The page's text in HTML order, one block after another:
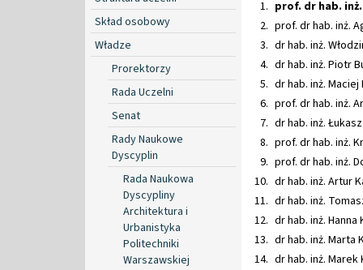
Skład osobowy
Władze
Prorektorzy
Rada Uczelni
Senat
Rady Naukowe
Dyscyplin
Rada Naukowa
Dyscypliny
Architektura i
Urbanistyka
Politechniki
Warszawskiej
prof. dr hab.
prof. dr hab. inż.
dr hab. inż.
dr hab. inż. Piotr
dr hab. inż.
prof. dr hab. inż.
dr hab. inż.
prof. dr hab. inż.
prof. dr hab. inż.
dr hab. inż. Artur
dr hab. inż.
dr hab. inż.
dr hab. inż. Marta
dr hab. inż.